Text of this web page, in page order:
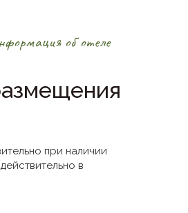
об отеле
при наличии
в